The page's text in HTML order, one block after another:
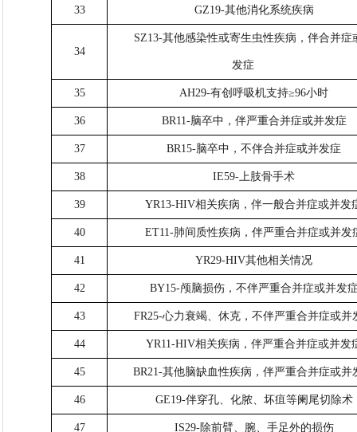
33 GZ19-其他消化系统疾病
34
SZ13-其他感染性或寄生虫性疾病，伴合并症
发症
35 AH29-有创呼吸机支持≥96小时
36 BR11-脑卒中，伴严重合并症或并发症
37 BR15-脑卒中，不伴合并症或并发症
38 IE59-上肢骨手术
39 YR13-HIV相关疾病，伴一般合并症或并发
40 ET11-肺间质性疾病，伴严重合并症或并发
41 YR29-HIV其他相关情况
42 BY15-颅脑损伤，不伴严重合并症或并发
43 FR25-心力衰竭、休克，不伴严重合并症或并
44 YR11-HIV相关疾病，伴严重合并症或并发
45 BR21-其他脑缺血性疾病，伴严重合并症或并
46 GE19-伴穿孔、化脓、坏疽等阑尾切除术
47 IS29-除前臂、腕、手足外的损伤